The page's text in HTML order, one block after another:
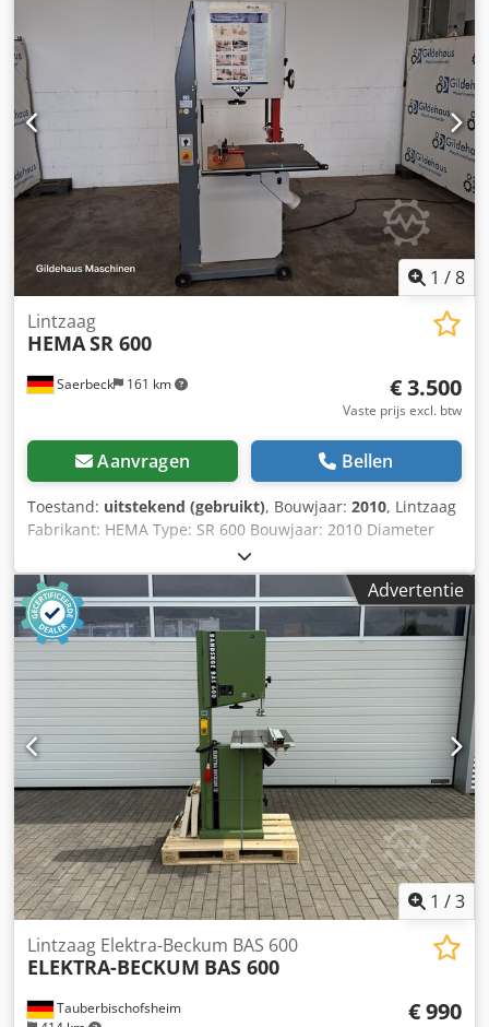
1 /8
Saerbeck 161 km
Lintzaag
HEMASR 600
€ 3.500
Vaste prijs excl. btw
Aanvragen Bellen
Toestand: uitstekend (gebruikt), Bouwjaar: 2010, Lintzaag
Fabrikant: HEMA Type: SR 600 Bouwjaar: 2010 Diameter
zaagrol: 600 mm Zaaghoogte: 380 mm Zaagbreedte: 580
mm Motorvermogen: 2,2 kW Tafel: 600 x 540 mm
Motorrem: Ja Zaagsnelheid: 1.350 mm Dsdpfxsztnckj
Ahnswa Zaagbladbreedte: 6-25 mm Tafel kantelbaar: Ja,
45° Gewicht: 270 kg Afmetingen: 2.085 x 1.035 x 820 mm
Advertentie
1 /3
Tauberbischofsheim
Lintzaag Elektra-Beckum BAS 600
ELEKTRA-BECKUM BAS 600
€ 990